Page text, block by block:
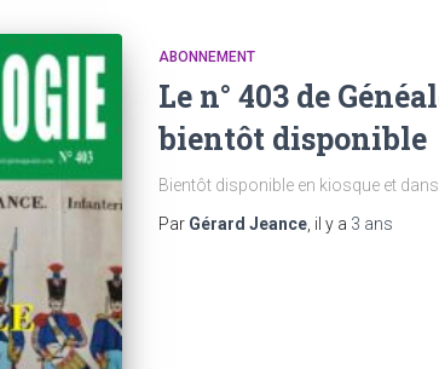
ABONNEMENT
Le n° 403 de
bientôt disponible
Bientôt disponible en kiosque et
Par Gérard Jeance , il y a 3 ans